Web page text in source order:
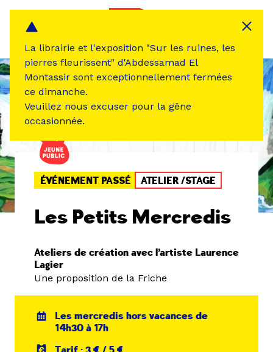
ÉVÉNEMENT PASSÉ ATELIER /STAGE
Les Petits Mercredis
Ateliers de création avec l’artiste Laurence
Lagier
Une proposition de la Friche
Les mercredis hors vacances de
14h30 à 17h
La librairie et l'exposition "Sur les ruines, les
pierres fleurissent" d'Abdessamad El
Montassir sont exceptionnellement fermées
ce dimanche.
Veuillez nous excuser pour la gêne
occasionnée.
Panneau de gestion des cookies